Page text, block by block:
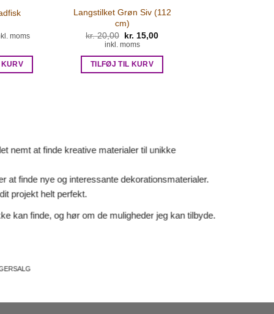
moms
Langstilket Grøn Siv (112
cm)
kr.20,00 Den
oprindelige
var:
kr. 20,00.
kr. 15,00Den
inkl. moms
TILFØJ TIL KURV
nemt at finde kreative materialer til unikke
at finde nye og interessante dekorationsmaterialer.
projekt helt perfekt.
kan finde, og hør om de muligheder jeg kan tilbyde.